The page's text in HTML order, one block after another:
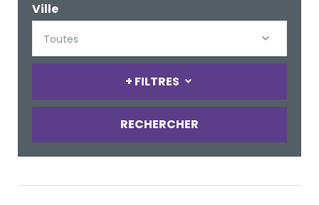
Ville
Toutes
+ FILTRES
RECHERCHER